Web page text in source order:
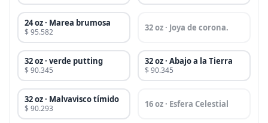
24 oz · Marea brumosa
$ 95.582 32 oz · Joya de corona.
32 oz · verde putting
$ 90.345
32 oz · Abajo a la Tierra
$ 90.345
32 oz · Malvavisco tímido
$ 90.293 16 oz · Esfera Celestial